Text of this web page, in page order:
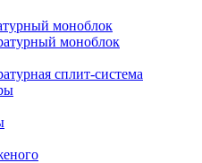
моноблок
моноблок
сплит-система